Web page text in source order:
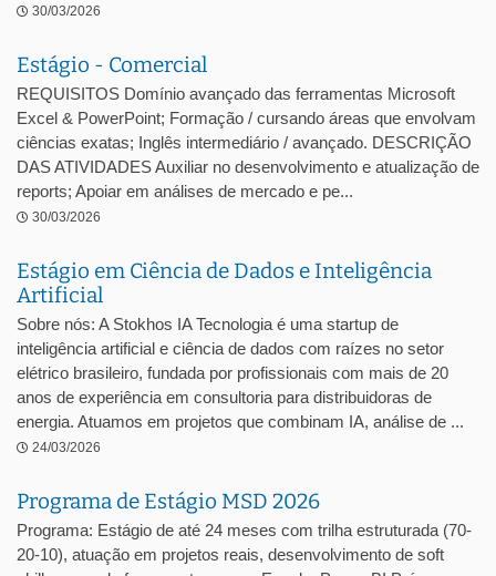
30/03/2026
Estágio - Comercial
REQUISITOS Domínio avançado das ferramentas Microsoft
Excel & PowerPoint; Formação / cursando áreas que envolvam
ciências exatas; Inglês intermediário / avançado. DESCRIÇÃO
DAS ATIVIDADES Auxiliar no desenvolvimento e atualização de
reports; Apoiar em análises de mercado e pe...
30/03/2026
Estágio em Ciência de Dados e Inteligência
Artificial
Sobre nós: A Stokhos IA Tecnologia é uma startup de
inteligência artificial e ciência de dados com raízes no setor
elétrico brasileiro, fundada por profissionais com mais de 20
anos de experiência em consultoria para distribuidoras de
energia. Atuamos em projetos que combinam IA, análise de ...
24/03/2026
Programa de Estágio MSD 2026
Programa: Estágio de até 24 meses com trilha estruturada (70-
20-10), atuação em projetos reais, desenvolvimento de soft